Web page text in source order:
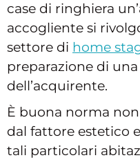
case di ringhiera
accogliente si
settore di home
preparazione di
dell’acquirente.
È buona norma
dal fattore estetico
tali particolari